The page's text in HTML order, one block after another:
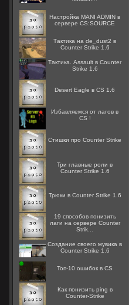
Настройка MANI ADMIN в
сервере CS:SOURCE
Тактика на de_dust2 в
Counter Strike 1.6
Тактика. Assault в Counter
Strike 1.6
Desert Eagle в CS 1.6
Избавляемся от лагов в
CS !
Стишки про Counter Strike
Три главные роли в
Counter Strike 1.6
Трюки в Counter Strike 1.6
19 способов понизить
лаги на сервере Counter
Strik...
Создание своего мувика в
Counter Strike 1.6
Топ-10 ошибок в CS
Как понизить ping в
Counter-Strike